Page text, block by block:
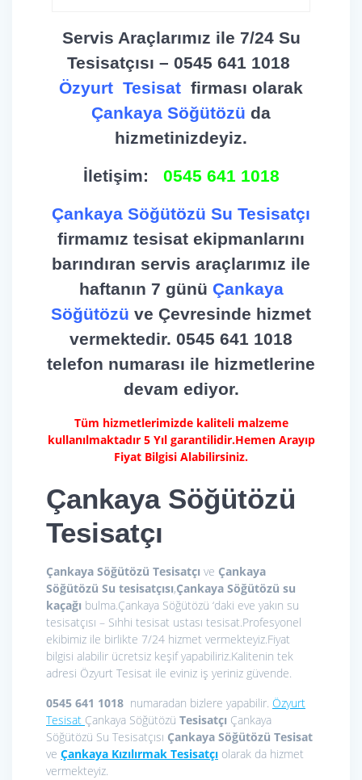
Servis Araçlarımız ile 7/24 Su
Tesisatçısı – 0545 641 1018
Özyurt Tesisat firması olarak
Çankaya Söğütözü da
hizmetinizdeyiz.
İletişim: 0545 641 1018
Çankaya Söğütözü Su Tesisatçı
firmamız tesisat ekipmanlarını
barındıran servis araçlarımız ile
haftanın 7 günü Çankaya
Söğütözü ve Çevresinde hizmet
vermektedir. 0545 641 1018
telefon numarası ile hizmetlerine
devam ediyor.
Tüm hizmetlerimizde kaliteli malzeme
kullanılmaktadır 5 Yıl garantilidir.Hemen Arayıp
Fiyat Bilgisi Alabilirsiniz.
Çankaya Söğütözü
Tesisatçı
Çankaya Söğütözü Tesisatçı ve Çankaya
Söğütözü Su tesisatçısı,Çankaya Söğütözü su
kaçağı bulma.Çankaya Söğütözü ‘daki eve yakın su
tesisatçısı – Sıhhi tesisat ustası tesisat.Profesyonel
ekibimiz ile birlikte 7/24 hizmet vermekteyiz.Fiyat
bilgisi alabilir ücretsiz keşif yapabiliriz.Kalitenin tek
adresi Özyurt Tesisat ile eviniz iş yeriniz güvende.
0545 641 1018 numaradan bizlere yapabilir. Özyurt
Tesisat Çankaya Söğütözü Tesisatçı Çankaya
Söğütözü Su Tesisatçısı Çankaya Söğütözü Tesisat
ve Çankaya Kızılırmak Tesisatçı olarak da hizmet
vermekteyiz.